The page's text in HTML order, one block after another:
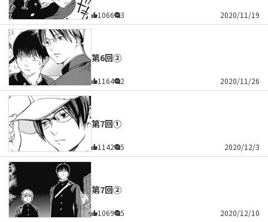
1066 3 2020/11/19
第6回②
1164 2 2020/11/26
第7回①
1142 5 2020/12/3
第7回②
1069 5 2020/12/10